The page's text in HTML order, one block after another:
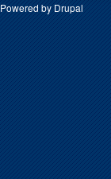
Powered by Drupal